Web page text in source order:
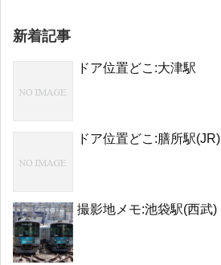
新着記事
ドア位置どこ:大津駅
ドア位置どこ:膳所駅(JR)
撮影地メモ:池袋駅(西武)